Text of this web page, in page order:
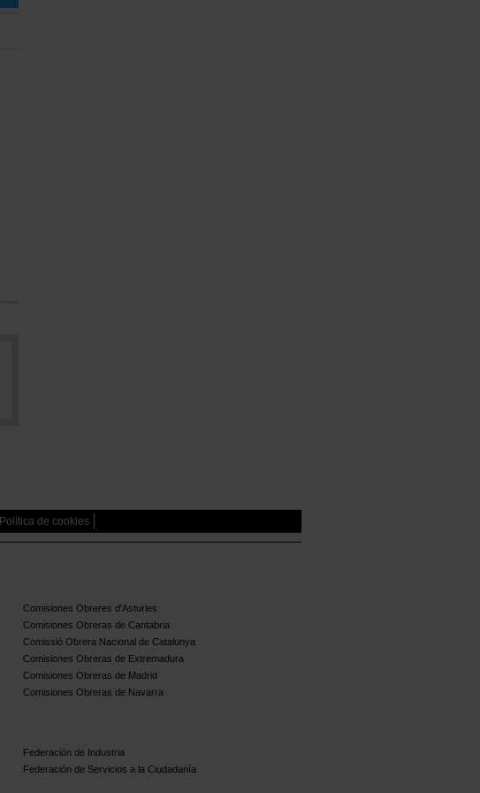
Política de cookies
Comisiones Obreres d'Asturies
Comisiones Obreras de Cantabria
Comissió Obrera Nacional de Catalunya
Comisiones Obreras de Extremadura
Comisiones Obreras de Madrid
Comisiones Obreras de Navarra
Federación de Industria
Federación de Servicios a la Ciudadanía